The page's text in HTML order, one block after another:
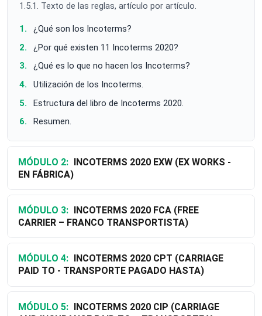
1.5.1. Texto de las reglas, artículo por artículo.
¿Qué son los Incoterms?
¿Por qué existen 11 Incoterms 2020?
¿Qué es lo que no hacen los Incoterms?
Utilización de los Incoterms.
Estructura del libro de Incoterms 2020.
Resumen.
MÓDULO 2:
EN FÁBRICA)
MÓDULO 3:
CARRIER – FRANCO TRANSPORTISTA)
MÓDULO 4:
PAID TO - TRANSPORTE PAGADO HASTA)
MÓDULO 5: